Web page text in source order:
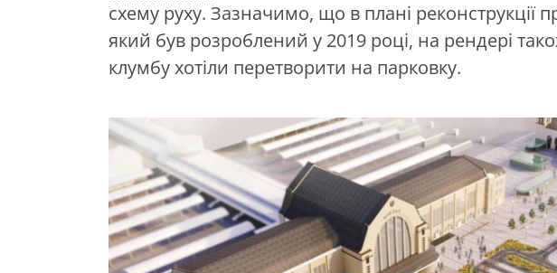
схему руху. Зазначимо, що в плані реконструкції
який був розроблений у 2019 році, на рендері
клумбу хотіли перетворити на парковку.